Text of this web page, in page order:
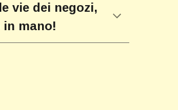
vie dei negozi,
mano!